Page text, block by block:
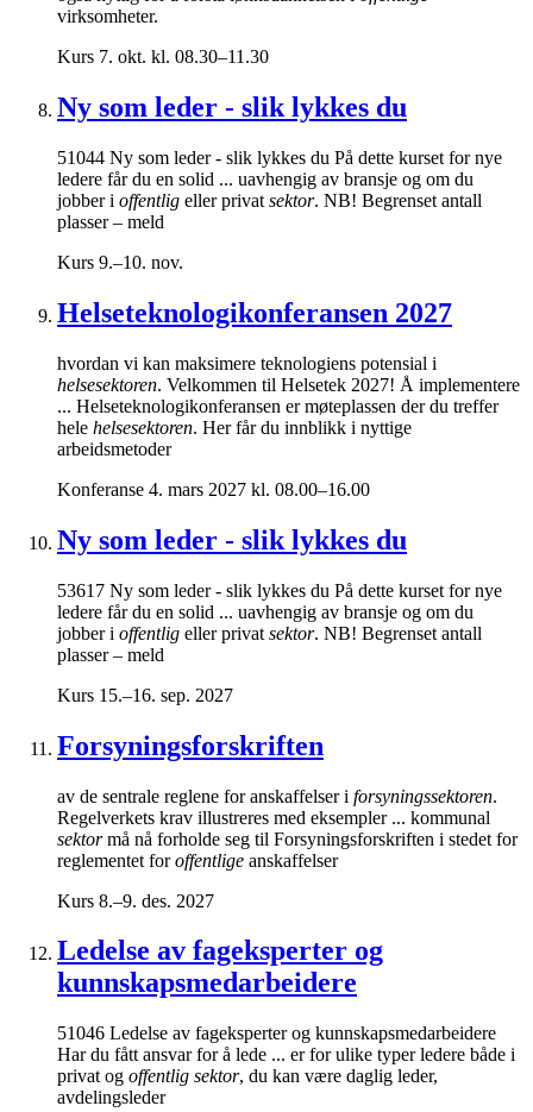
virksomheter.
Kurs 7. okt. kl. 08.30–11.30
Ny som leder - slik lykkes du
51044 Ny som leder - slik lykkes du På dette kurset for nye
ledere får du en solid ... uavhengig av bransje og om du
jobber i offentlig eller privat sektor. NB! Begrenset antall
plasser – meld
Kurs 9.–10. nov.
Helseteknologikonferansen 2027
hvordan vi kan maksimere teknologiens potensial i
helsesektoren. Velkommen til Helsetek 2027! Å implementere
... Helseteknologikonferansen er møteplassen der du treffer
hele helsesektoren. Her får du innblikk i nyttige
arbeidsmetoder
Konferanse 4. mars 2027 kl. 08.00–16.00
Ny som leder - slik lykkes du
53617 Ny som leder - slik lykkes du På dette kurset for nye
ledere får du en solid ... uavhengig av bransje og om du
jobber i offentlig eller privat sektor. NB! Begrenset antall
plasser – meld
Kurs 15.–16. sep. 2027
Forsyningsforskriften
av de sentrale reglene for anskaffelser i forsyningssektoren.
Regelverkets krav illustreres med eksempler ... kommunal
sektormå nå forholde seg til Forsyningsforskriften i stedet for
reglementet foroffentlige anskaffelser
Kurs 8.–9. des. 2027
Ledelse av fageksperter og
kunnskapsmedarbeidere
51046 Ledelse av fageksperter og kunnskapsmedarbeidere
Har du fått ansvar for å lede ... er for ulike typer ledere både i
privat og offentlig sektor, du kan være daglig leder,
avdelingsleder